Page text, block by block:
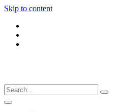
Skip to content